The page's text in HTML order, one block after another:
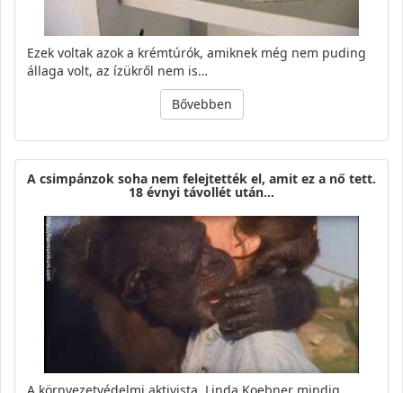
Ezek voltak azok a krémtúrók, amiknek még nem puding
állaga volt, az ízükről nem is…
Bővebben
A csimpánzok soha nem felejtették el, amit ez a nő tett.
18 évnyi távollét után…